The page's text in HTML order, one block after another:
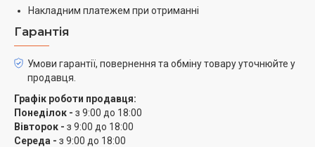
Накладним платежем при отриманні
Гарантія
Умови гарантії, повернення та обміну товару уточнюйте у
продавця.
Графік роботи продавця:
Понеділок - з 9:00 до 18:00
Вівторок - з 9:00 до 18:00
Середа - з 9:00 до 18:00